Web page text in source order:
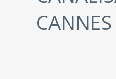
CANNES